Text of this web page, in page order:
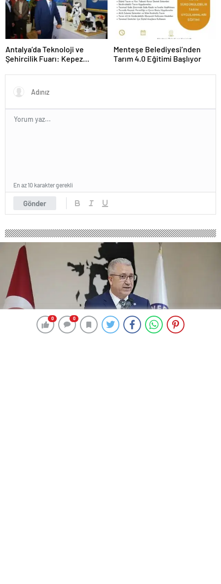
0 0
Antalya’da Teknoloji ve
Şehircilik Fuarı: Kepez
Menteşe Belediyesi’nden
Tarım 4.0 Eğitimi Başlıyor
Gönder
En az 10 karakter gerekli
0 0